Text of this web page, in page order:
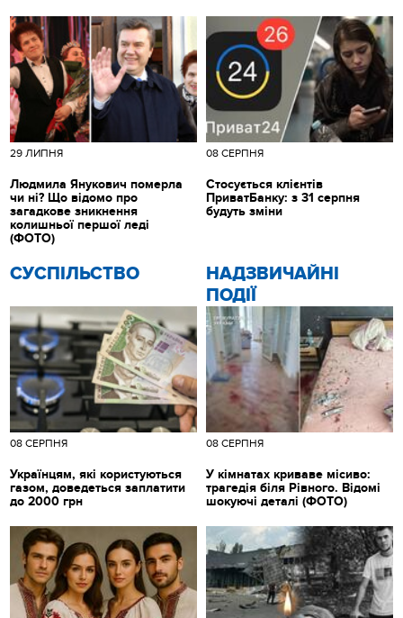
CУСПІЛЬСТВО
08 СЕРПНЯ
Українцям, які користуються
газом, доведеться заплатити
до 2000 грн
НАДЗВИЧАЙНІ
ПОДІЇ
08 СЕРПНЯ
У кімнатах криваве місиво:
трагедія біля Рівного. Відомі
шокуючі деталі (ФОТО)
29 ЛИПНЯ
Людмила Янукович померла
чи ні? Що відомо про
загадкове зникнення
колишньої першої леді
(ФОТО)
08 СЕРПНЯ
Стосується клієнтів
ПриватБанку: з 31 серпня
будуть зміни